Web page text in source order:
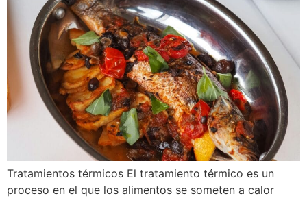
Tratamientos térmicos El tratamiento térmico es un
proceso en el que los alimentos se someten a calor